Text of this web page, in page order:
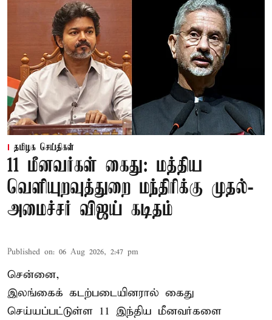
தமிழக செய்திகள்
11 மீனவர்கள் கைது: மத்திய
வெளியுறவுத்துறை மந்திரிக்கு முதல்-
அமைச்சர் விஜய் கடிதம்
Published on: 06 Aug 2026, 2:47 pm
சென்னை,
இலங்கைக் கடற்படையினரால் கைது
செய்யப்பட்டுள்ள 11 இந்திய மீனவர்களை